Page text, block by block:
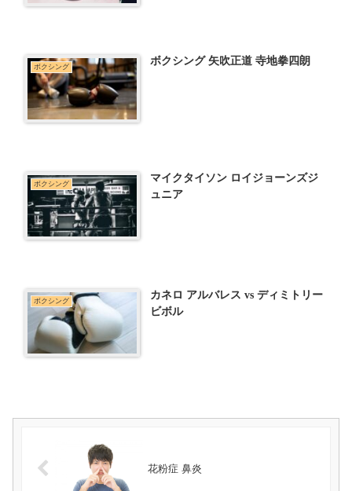
ボクシング ボクシング 矢吹正道 寺地拳四朗
ボクシング
マイクタイソン ロイジョーンズジ
ュニア
ボクシング
カネロ アルバレス vs ディミトリー
ビボル
花粉症 鼻炎